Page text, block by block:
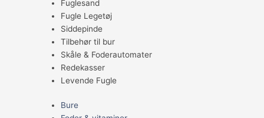
Fuglesand
Fugle Legetøj
Siddepinde
Tilbehør til bur
Skåle & Foderautomater
Redekasser
Levende Fugle
Bure